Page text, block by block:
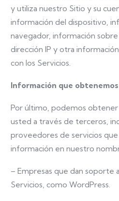
y utiliza nuestro Sitio y su
información del dispositivo,
navegador, información
dirección IP y otra
con los Servicios.
Información que
Por último, podemos
usted a través de terceros,
proveedores de servicios
información en nuestro
– Empresas que dan soporte
Servicios, como WordPress.